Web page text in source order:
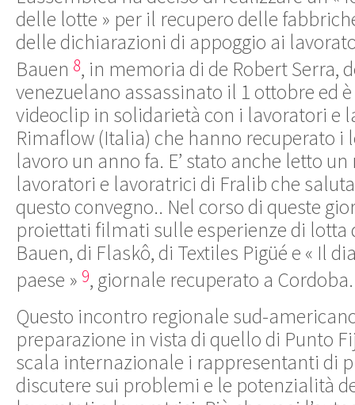
delle lotte » per il recupero delle
delle dichiarazioni di appoggio ai
Bauen 8, in memoria di de Robert Serra,
venezuelano assassinato il 1 ottobre ed
videoclip in solidarietà con i lavoratori e
Rimaflow (Italia) che hanno recuperato i
lavoro un anno fa. E’ stato anche letto
lavoratori e lavoratrici di Fralib che
questo convegno.. Nel corso di queste
proiettati filmati sulle esperienze di lotta
Bauen, di Flaskô, di Textiles Pigüé e « Il
paese » 9, giornale recuperato a Cordoba.
Questo incontro regionale sud-
preparazione in vista di quello di Punto
scala internazionale i rappresentanti di
discutere sui problemi e le potenzialità